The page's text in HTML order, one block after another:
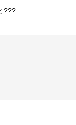
???